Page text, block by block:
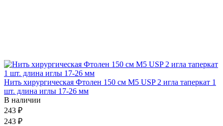
Нить хирургическая Фтолен 150 см М5 USP 2 игла таперкат 1
шт. длина иглы 17-26 мм
В наличии
243 ₽
243 ₽